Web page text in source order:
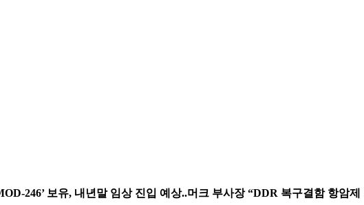
246’ 보유, 내년말 임상 진입 예상..머크 부사장 “DDR 복구결함 항암